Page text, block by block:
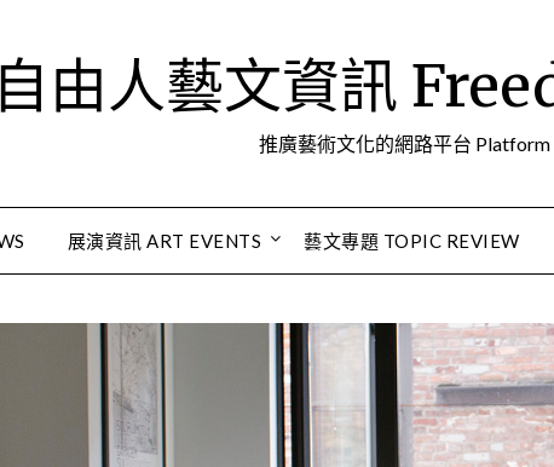
自由人藝文資訊
推廣藝術文化的網路平台
展演資訊 ART EVENTS 藝文專題 TOPIC REVIEW